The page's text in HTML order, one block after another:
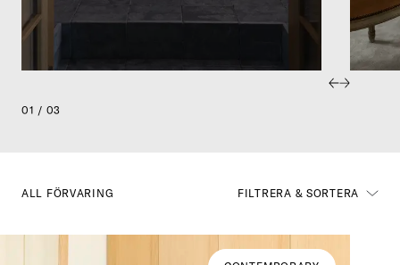
01 / 03
ALL FÖRVARING FILTRERA & SORTERA